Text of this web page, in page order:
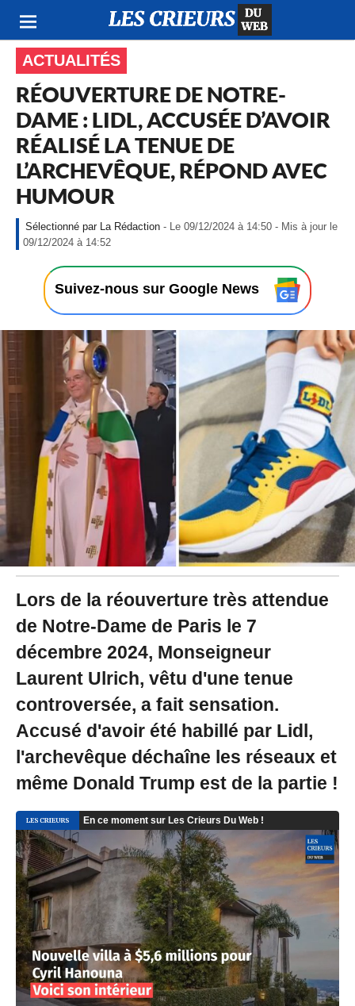
ACTUALITÉS
RÉOUVERTURE DE NOTRE-
DAME : LIDL, ACCUSÉE D’AVOIR
RÉALISÉ LA TENUE DE
L’ARCHEVÊQUE, RÉPOND AVEC
HUMOUR
La Rédaction - Le 09/12/2024 à 14:50 - Mis à jour le
09/12/2024 à 14:52
0
/
1
0
2
1
s
u
r
e
9
/
1
2
2
2
4
1
:
2
Suivez-nous sur Google News
Lors de la réouverture très attendue
de Notre-Dame de Paris le 7
décembre 2024, Monseigneur
Laurent Ulrich, vêtu d'une tenue
controversée, a fait sensation.
Accusé d'avoir été habillé par Lidl,
l'archevêque déchaîne les réseaux et
même Donald Trump est de la partie !